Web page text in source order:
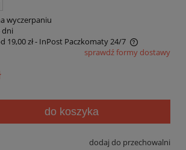
wyczerpaniu
dni
19,00 zł- InPost Paczkomaty 24/7
ewentualnych kosztów płatnościsprawdź formy dostawy
do koszyka
dodaj do przechowalni